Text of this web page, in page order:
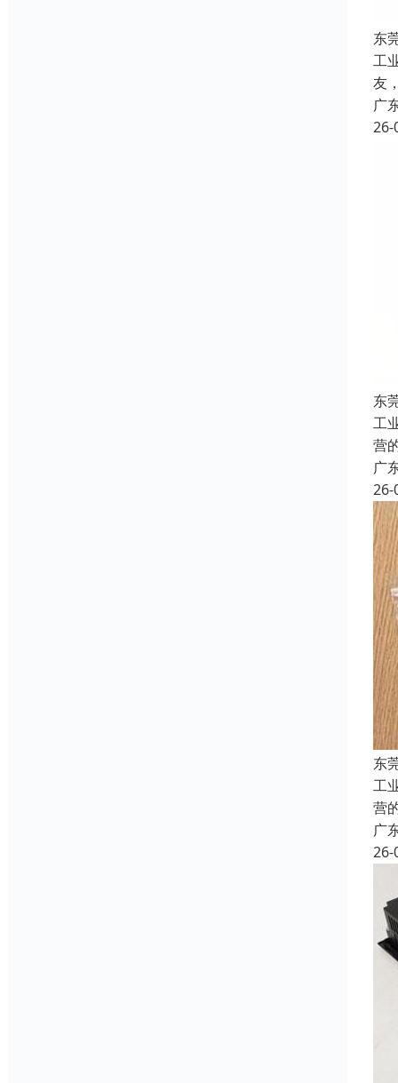
东
工
友
广
26-
东
工
营
广
26-
东
工
营
广
26-